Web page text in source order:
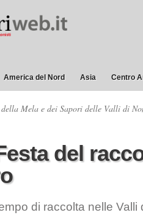
America del Nord Asia Centro
della Mela e dei Sapori delle Valli di
del
di raccolta nelle Valli